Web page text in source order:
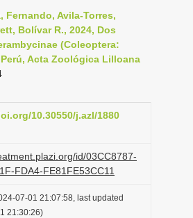
n
a
v
a
i
o
Fernando, Avila-Torres,
Bolívar R., 2024, Dos
(Coleoptera:
Acta Zoológica Lilloana
10.30550/j.azl/1880
id/03CC8787-
FDA4-FE81FE53CC11
07-01 21:07:58, last updated
21:30:26)